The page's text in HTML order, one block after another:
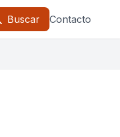
Buscar Contacto